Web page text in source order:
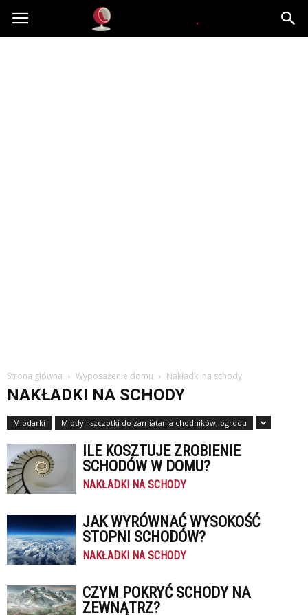
Dekoteria.pl
Strona główna Wyposażenie domu Nakładki na schody
NAKŁADKI NA SCHODY
Miodarki Miotły i szczotki do zamiatania chodników, ogrodu
ILE KOSZTUJE ZROBIENIE
SCHODÓW W DOMU?
NAKŁADKI NA SCHODY
JAK WYRÓWNAĆ WYSOKOŚĆ
STOPNI SCHODÓW?
NAKŁADKI NA SCHODY
CZYM POKRYĆ SCHODY NA
ZEWNĄTRZ?